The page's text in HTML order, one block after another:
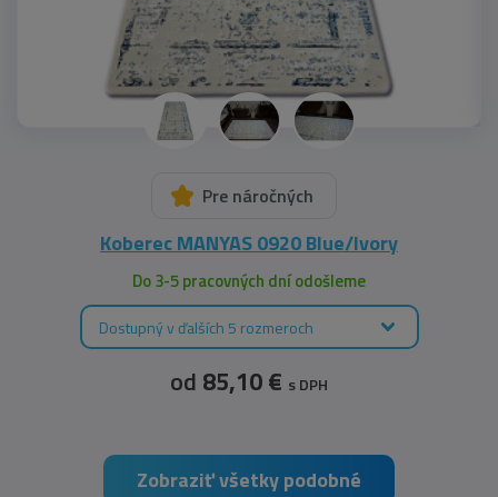
Pre náročných
Koberec MANYAS 0920 Blue/Ivory
Do 3-5 pracovných dní odošleme
Dostupný v ďalších 5 rozmeroch
od 85,10 € s DPH
Zobraziť všetky podobné